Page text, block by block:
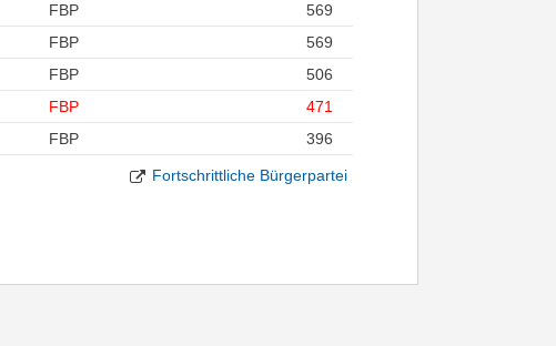
FBP
569
FBP
569
FBP
506
FBP
471
FBP 396
Fortschrittliche Bürgerpartei